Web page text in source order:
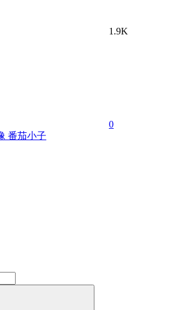
1.9K
0
番茄小子